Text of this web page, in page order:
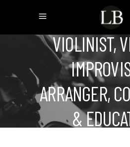
VIOLINIST,
ARRANGER,
&